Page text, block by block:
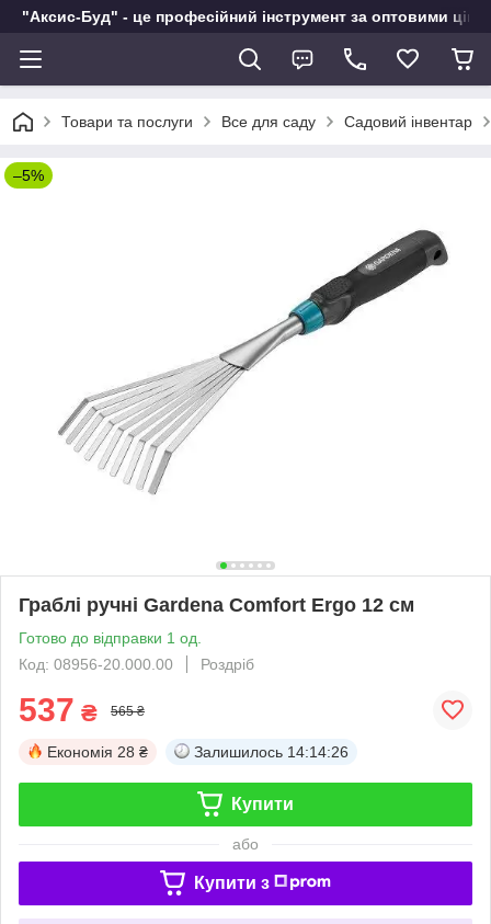
"Аксис-Буд" - це професійний інструмент за оптовими
Товари та послуги Все для саду Садовий інвентар
–5%
Граблі ручні Gardena Comfort Ergo 12 см
Готово до відправки 1 од.
Код: 08956-20.000.00
Роздріб
537 ₴ 565 ₴
Економія 28 ₴ Залишилось 14:14:26
Купити
або
Купити з